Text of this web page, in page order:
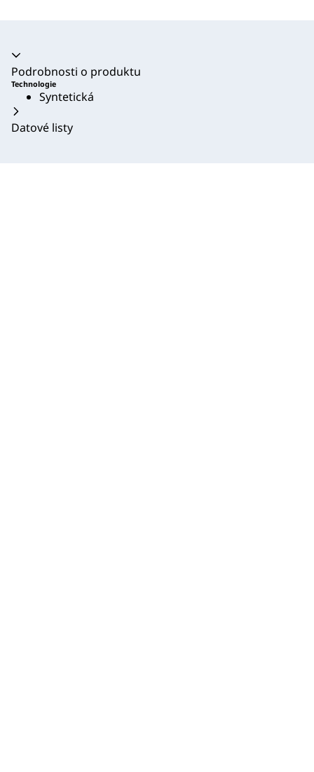
Akordeon se zhroutil
Podrobnosti o produktu
Technologie
Syntetická
Datové listy